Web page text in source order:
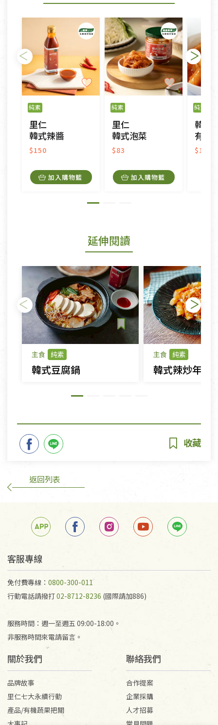
純素
里仁
韓式辣醬
$150
加入購物籃
純素
里仁
韓式泡菜
$83
加入購物籃
純素
韓寶
有機韓
$145
延伸閱讀
主食 純素
韓式豆腐鍋
主食 純素
韓式辣炒年糕
返回列表
客服專線
免付費專線： 0800-300-011
行動電話請撥打02-8712-8236 (國際請加886)
服務時間：週一至週五 09:00-18:00。
非服務時間來電請留言。
關於我們
品牌故事
里仁七大永續行動
產品/有機蔬果把關
聯絡我們
合作提案
企業採購
人才招募